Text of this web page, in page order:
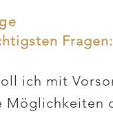
Fragen:
ich mit
Möglichkeiten